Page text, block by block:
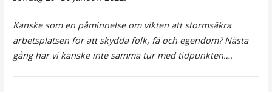
Kanske som en påminnelse om vikten att stormsäkra
arbetsplatsen för att skydda folk, fä och egendom?Nästa
gång har vi kanske inte samma tur med tidpunkten….